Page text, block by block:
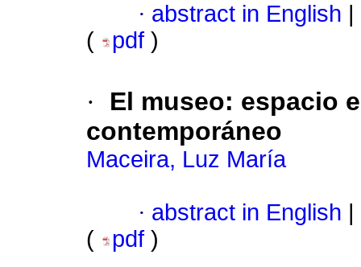
· abstract in English
(
pdf )
· El museo: espacio
contemporáneo
Maceira, Luz María
· abstract in English
(
pdf )